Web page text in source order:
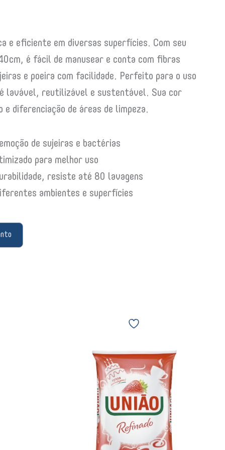
e eficiente em diversas superfícies. Com seu
é fácil de manusear e conta com fibras
e poeira com facilidade. Perfeito para o uso
lavável, reutilizável e sustentável. Sua cor
diferenciação de áreas de limpeza.
de sujeiras e bactérias
para melhor uso
resiste até 80 lavagens
ambientes e superfícies
União
kg
00006
quantidade